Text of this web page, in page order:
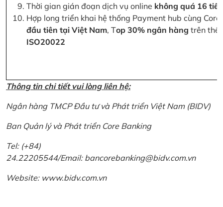
Thời gian gián đoạn dịch vụ online không quá 16
Hợp long triển khai hệ thống Payment hub cùng
đầu tiên tại Việt Nam, Top 30% ngân hàng trên thế
ISO20022
Thông tin chi tiết vui lòng liên hệ:
Ngân hàng TMCP Đầu tư và Phát triển Việt Nam (BIDV)
Ban Quản lý và Phát triển Core Banking
Tel: (+84)
24.22205544/Email: bancorebanking@bidv.com.vn
Website: www.bidv.com.vn